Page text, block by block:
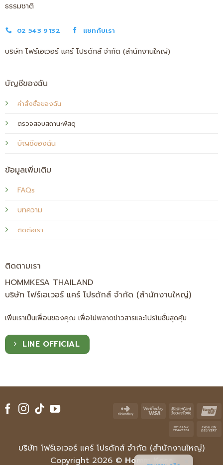
ธรรมชาติ
02 543 9132 แชทกับเรา
บริษัท โฟร์เอเวอร์ แคร์ โปรดักส์ จำกัด (สำนักงานใหญ่)
บัญชีของฉัน
คำสั่งซื้อของฉัน
ตรวจสอบสถานะพัสดุ
บัญชีของฉัน
ข้อมูลเพิ่มเติม
FAQs
บทความ
ติดต่อเรา
ติดตามเรา
HOMMKESA THAILAND
บริษัท โฟร์เอเวอร์ แคร์ โปรดักส์ จำกัด (สำนักงานใหญ่)
เพิ่มเราเป็นเพื่อนของคุณ เพื่อไม่พลาดข่าวสารและโปรโมชั่นสุดคุ้ม
LINE OFFICIAL
บริษัท โฟร์เอเวอร์ แคร์ โปรดักส์ จำกัด (สำนักงานใหญ่)
Copyright 2026 © Homm Kesa
Click
Visa
Bank